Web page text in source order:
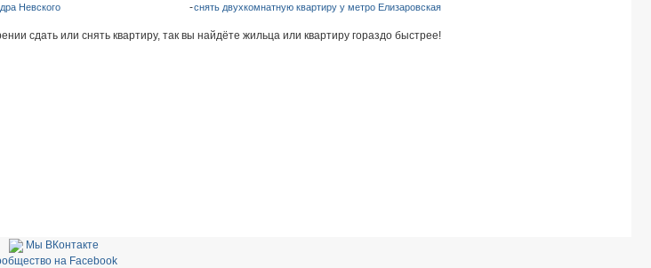
Невского
снять двухкомнатную квартиру у метро Елизаровская
сдать или снять квартиру, так вы найдёте жильца или квартиру гораздо быстрее!
Мы ВКонтакте
на Facebook